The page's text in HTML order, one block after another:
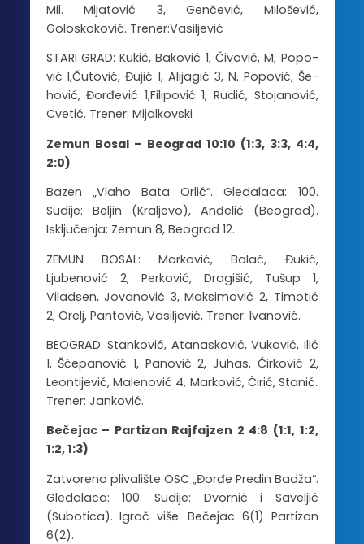
Mil. Mijatović 3, Genčević, Milošević,
Goloskoković. Trener:Vasiljević
STA­RI GRAD: Ku­kić, Ba­ko­vić 1, Čivović, M, Po­po­
vić 1,Čutović, Đu­jić 1, Ali­ja­gić 3, N. Po­po­vić, Še­
ho­vić, Đor­đe­vić 1,Filipović 1, Ru­dić, Stojanović,
Cvetić. Trener: Mijalkovski
Zemun Bosal – Beograd 10:10 (1:3, 3:3, 4:4,
2:0)
Bazen „Vlaho Bata Orlić“. Gledalaca: 100.
Sudije: Beljin (Kraljevo), Anđelić (Beograd).
Isključenja: Zemun 8, Beograd 12.
ZEMUN BOSAL: Marković, Balać, Đukić,
Ljubenović 2, Perković, Dragišić, Tušup 1,
Viladsen, Jovanović 3, Maksimović 2, Timotić
2, Orelj, Pantović, Vasiljević, Trener: Ivanović.
BEOGRAD: Stanković, Atanasković, Vuković, Ilić
1, Šćepanović 1, Panović 2, Juhas, Ćirković 2,
Leontijević, Malenović 4, Marković, Ćirić, Stanić.
Trener: Janković.
Bečejac – Partizan Rajfajzen 2 4:8 (1:1, 1:2,
1:2, 1:3)
Zatvoreno plivalište OSC „Đorđe Predin Badža“.
Gledalaca: 100. Sudije: Dvornić i Saveljić
(Subotica). Igrač više: Bečejac 6(1) Partizan
6(2).